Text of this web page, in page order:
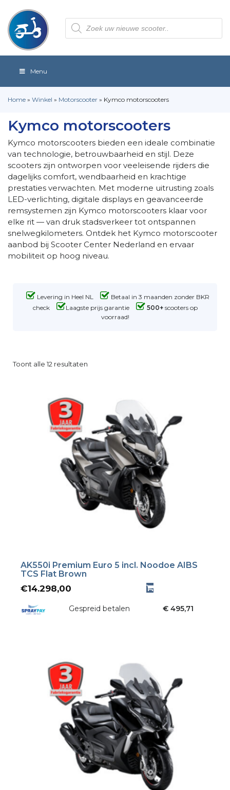
Producten
zoeken
Menu
Home » Winkel » Motorscooter » Kymco motorscooters
Kymco motorscooters
Kymco motorscooters bieden een ideale combinatie
van technologie, betrouwbaarheid en stijl. Deze
scooters zijn ontworpen voor veeleisende rijders die
dagelijks comfort, wendbaarheid en krachtige
prestaties verwachten. Met moderne uitrusting zoals
LED-verlichting, digitale displays en geavanceerde
remsystemen zijn Kymco motorscooters klaar voor
elke rit — van druk stadsverkeer tot ontspannen
snelwegkilometers. Ontdek het Kymco motorscooter
aanbod bij Scooter Center Nederland en ervaar
mobiliteit op hoog niveau.
Levering in Heel NL
Betaal in 3 maanden zonder BKR
check
Laagste prijs garantie 500+scooters op
voorraad!
Toont alle 12 resultaten
AK550i Premium Euro 5 incl. Noodoe AIBS
TCS Flat Brown
€14.298,00
Gespreid betalen € 495,71